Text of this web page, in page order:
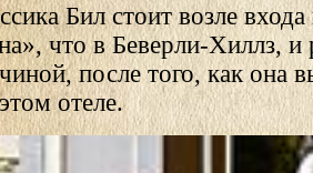
Бил стоит возле
что в Беверли-Хиллз, и
после того, как она
отеле.